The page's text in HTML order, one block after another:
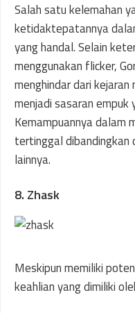
Salah satu kelemahan
ketidaktepatannya
yang handal. Selain
menggunakan flicker,
menghindar dari
menjadi sasaran empuk
Kemampuannya dalam
tertinggal dibandingkan
lainnya.
8. Zhask
Meskipun memiliki
keahlian yang dimiliki